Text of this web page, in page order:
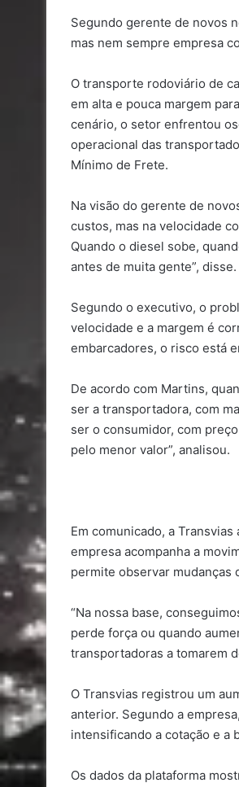
Segundo gerente de novos
mas nem sempre empresa
O transporte rodoviário de
em alta e pouca margem
cenário, o setor enfrentou
operacional das
Mínimo de Frete.
Na visão do gerente de
custos, mas na velocidade
Quando o diesel sobe,
antes de muita gente”, disse.
Segundo o executivo, o
velocidade e a margem é
embarcadores, o risco está
De acordo com Martins,
ser a transportadora, com
ser o consumidor, com
pelo menor valor”, analisou.
Em comunicado, a
empresa acompanha a
permite observar mudanças
“Na nossa base,
perde força ou quando
transportadoras a tomarem
O Transvias registrou um
anterior. Segundo a
intensificando a cotação e a
Os dados da plataforma